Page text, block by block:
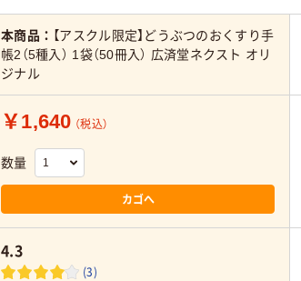
本商品： 【アスクル限定】どうぶつのおくすり手
帳2（5種入） 1袋（50冊入） 広済堂ネクスト オリ
ジナル
￥1,640 （税込）
数量
カゴへ
4.3
(3)